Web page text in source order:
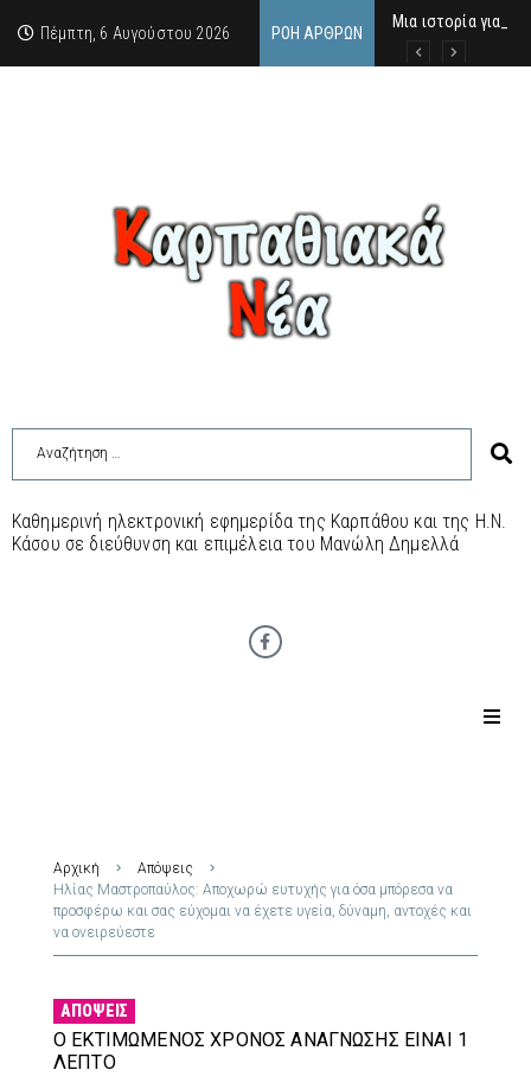
Πέμπτη, 6 Αυγούστου 2026 ΡΟΉ ΆΡΘΡΩΝ
Μια ιστορία για τη
Δρ. Εμμανουέλλα
Χάιδω-Ειρήνη
Καθημερινή ηλεκτρονική εφημερίδα της Καρπάθου και της Η.Ν.
Κάσου σε διεύθυνση και επιμέλεια του Μανώλη Δημελλά
Αρχική
Απόψεις
Ηλίας Μαστροπαύλος: Αποχωρώ ευτυχής για όσα μπόρεσα να
προσφέρω και σας εύχομαι να έχετε υγεία, δύναμη, αντοχές και
να ονειρεύεστε
ΑΠΌΨΕΙΣ
Ο ΕΚΤΙΜΏΜΕΝΟΣ ΧΡΌΝΟΣ ΑΝΆΓΝΩΣΗΣ ΕΊΝΑΙ 1
ΛΕΠΤΌ